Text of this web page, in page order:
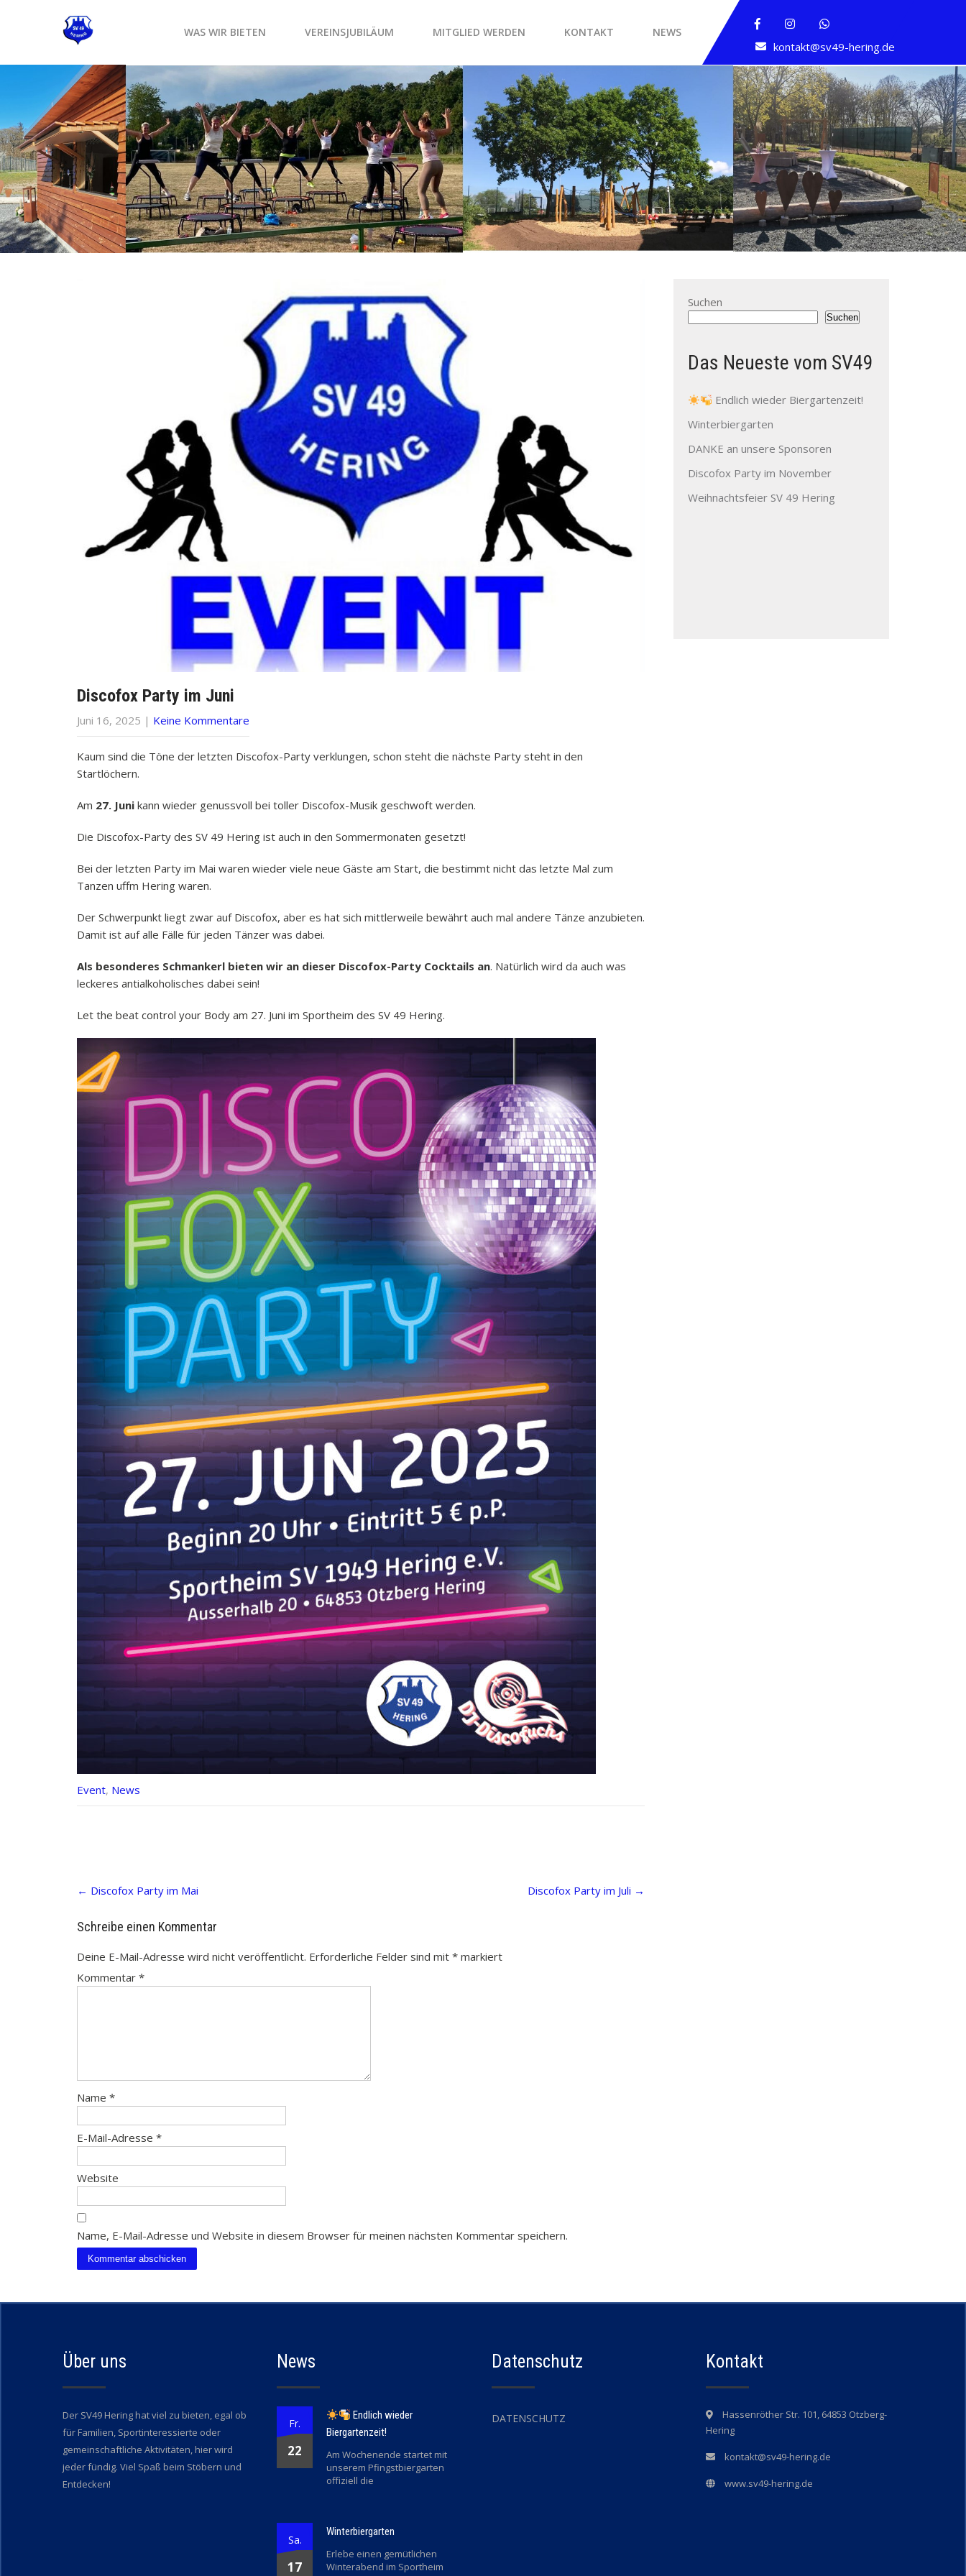
kontakt@sv49-hering.de
WAS WIR BIETEN VEREINSJUBILÄUM MITGLIED WERDEN KONTAKT NEWS
Discofox Party im Juni
Juni 16, 2025 | Keine Kommentare
Kaum sind die Töne der letzten Discofox-Party verklungen, schon steht die nächste Party steht in den
Startlöchern.
Am 27. Juni kann wieder genussvoll bei toller Discofox-Musik geschwoft werden.
Die Discofox-Party des SV 49 Hering ist auch in den Sommermonaten gesetzt!
Bei der letzten Party im Mai waren wieder viele neue Gäste am Start, die bestimmt nicht das letzte Mal zum
Tanzen uffm Hering waren.
Der Schwerpunkt liegt zwar auf Discofox, aber es hat sich mittlerweile bewährt auch mal andere Tänze anzubieten.
Damit ist auf alle Fälle für jeden Tänzer was dabei.
Als besonderes Schmankerl bieten wir an dieser Discofox-Party Cocktails an. Natürlich wird da auch was
leckeres antialkoholisches dabei sein!
Let the beat control your Body am 27. Juni im Sportheim des SV 49 Hering.
Event, News
navigation
← Discofox Party im Mai Discofox Party im Juli →
Schreibe einen Kommentar
Deine E-Mail-Adresse wird nicht veröffentlicht. Erforderliche Felder sind mit * markiert
Kommentar *
Name *
E-Mail-Adresse *
Website
Name, E-Mail-Adresse und Website in diesem Browser für meinen nächsten Kommentar speichern.
Suchen
Suchen
Das Neueste vom SV49
Endlich wieder Biergartenzeit!
Winterbiergarten
DANKE an unsere Sponsoren
Discofox Party im November
Weihnachtsfeier SV 49 Hering
Über uns
Der SV49 Hering hat viel zu bieten, egal ob
für Familien, Sportinteressierte oder
gemeinschaftliche Aktivitäten, hier wird
jeder fündig. Viel Spaß beim Stöbern und
Entdecken!
News
Fr.
22
Endlich wieder
Biergartenzeit!
Am Wochenende startet mit
unserem Pfingstbiergarten
offiziell die
Sa.
17
Winterbiergarten
Erlebe einen gemütlichen
Winterabend im Sportheim
Datenschutz
DATENSCHUTZ
Kontakt
Hassenröther Str. 101, 64853 Otzberg-
Hering
kontakt@sv49-hering.de
www.sv49-hering.de